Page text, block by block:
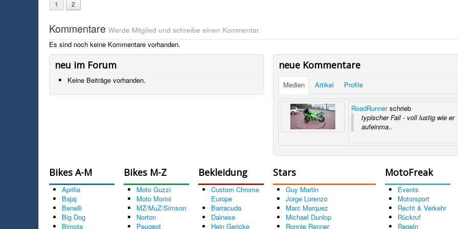
1 2
Kommentare Werde Mitglied und schreibe einen Kommentar.
Es sind noch keine Kommentare vorhanden.
neu im Forum
Keine Beiträge vorhanden.
neue Kommentare
Medien Artikel Profile
RoadRunnerschrieb
typischer Fail - voll lustig wie er
aufeinma..
Bikes A-M
Aprilia
Bajaj
Benelli
Big Dog
Bimota
Bikes M-Z
Moto Guzzi
Moto Morini
MZ/MuZ/Simson
Norton
Peugeot
Bekleidung
Custom Chrome
Europe
Barracuda
Dainese
Hein Gericke
Stars
Guy Martin
Jorge Lorenzo
Marc Marquez
Michael Dunlop
Ronnie Renner
MotoFreak
Events
Motorsport
Recht & Verkehr
Rückruf
Regeln